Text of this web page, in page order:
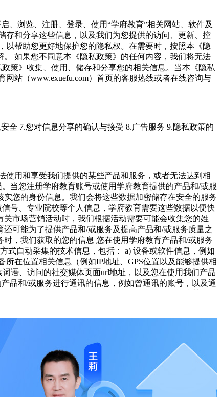
的、庸俗的、淫秽的信息资料； — 任何教唆他人进行违法
事实，散布谣言，扰乱社会秩序的信息； — 损害学府教育
线网络教育平台中存储、处理或者传输的数据和应用程序
上述两款规定，学府教育可以做出独立判断并有权立即取
1）在注册时按照注册提示提供准确用户名和密码以及联系
息将被视作准确表明了用户的身份，并作为学府教育提供
名、密码。
（1）用户一旦注册成功，成为学府教育的正
泄露造成的各种损失，学府教育在线不承担任何责任。用
不承担任何责任。
业用途保存。本网站不就由上述资料产生或在传送或递
三方负责。
，双方应尽量友好协商解决；协商不成时，任何一方均可
个人不得私自转载、传播或者有其他侵犯学府教育知识产
协议中的任何条款无论因何种原因完全或部分无效或不具
、浏览、注册、登录、使用“学府教育”相关网站、软件及
和分享这些信息，以及我们为您提供的访问、更新、控
帮助您更好地保护您的隐私权。在需要时，按照本《隐
如果您不同意本《隐私政策》的任何内容，我们将无法
策》收集、使用、储存和分享您的相关信息。当本《隐私
站（www.exuefu.com）首页的客服热线或者在线咨询与
全 7.您对信息分享的确认与接受 8.广告服务 9.隐私政策的
用和享受我们提供的某些产品和服务，或者无法达到相
当您注册学府教育账号或使用学府教育提供的产品和/或服
您的身份信息。我们会将这些数据加密储存在安全的服务
号、专业院校等个人信息，学府教育需要这些数据以便快
关市场营销活动时，我们根据活动需要可能会收集您的姓
还可能为了提供产品和/或服务及提高产品和/或服务质量之
时，我们获取的您的信息 您在使用学府教育产品和/或服务
式自动采集的技术信息，包括：
a) 设备或软件信息，例如
在位置相关信息（例如IP地址、GPS位置以及能够提供相
语、访问的社交媒体页面url地址，以及您在使用我们产品
品和/或服务进行通讯的信息，例如曾通讯的账号，以及通
获得您的明确授权。
针对以上情形，我们会确保依据法律法